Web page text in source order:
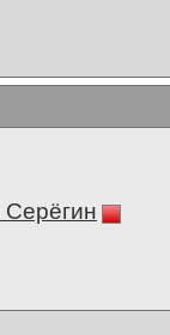
Серёгин